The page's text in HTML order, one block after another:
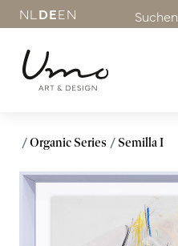
NL DEEN Suchen
Organic Series Semilla I